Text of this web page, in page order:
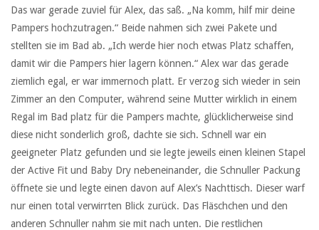
Das war gerade zuviel für Alex, das saß. „Na komm, hilf mir deine
Pampers hochzutragen.“ Beide nahmen sich zwei Pakete und
stellten sie im Bad ab. „Ich werde hier noch etwas Platz schaffen,
damit wir die Pampers hier lagern können.“ Alex war das gerade
ziemlich egal, er war immernoch platt. Er verzog sich wieder in sein
Zimmer an den Computer, während seine Mutter wirklich in einem
Regal im Bad platz für die Pampers machte, glücklicherweise sind
diese nicht sonderlich groß, dachte sie sich. Schnell war ein
geeigneter Platz gefunden und sie legte jeweils einen kleinen Stapel
der Active Fit und Baby Dry nebeneinander, die Schnuller Packung
öffnete sie und legte einen davon auf Alex’s Nachttisch. Dieser warf
nur einen total verwirrten Blick zurück. Das Fläschchen und den
anderen Schnuller nahm sie mit nach unten. Die restlichen